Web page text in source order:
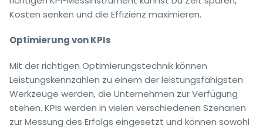
Kosten senken und die Effizienz maximieren.
Optimierung von KPIs
Mit der richtigen Optimierungstechnik können
Leistungskennzahlen zu einem der leistungsfähigsten
Werkzeuge werden, die Unternehmen zur Verfügung
stehen. KPIs werden in vielen verschiedenen Szenarien
zur Messung des Erfolgs eingesetzt und können sowohl